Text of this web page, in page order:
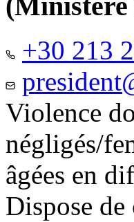
+30 213
Violence
négligés/
âgées en
Dispose de